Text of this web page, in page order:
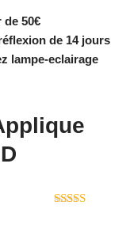
50€
de 14 jours
lampe-eclairage